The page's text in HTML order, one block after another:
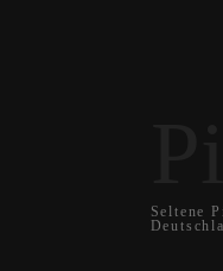
Seltene